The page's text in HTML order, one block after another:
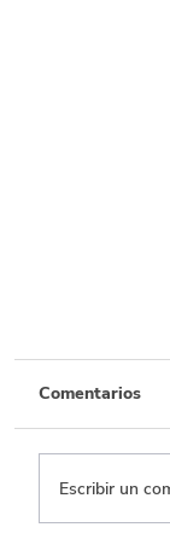
Comentarios
Escribir un